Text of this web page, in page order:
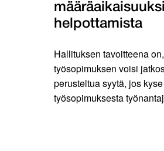
helpottamista
Hallituksen tavoitteena
työsopimuksen voisi
perusteltua syytä, jos
työsopimuksesta